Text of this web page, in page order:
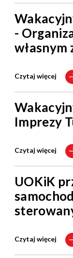
-
własnym
Czytaj więcej
Imprezy
Czytaj więcej
UOKiK
Czytaj więcej